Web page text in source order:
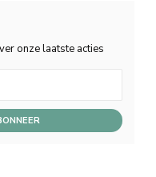
onze laatste acties